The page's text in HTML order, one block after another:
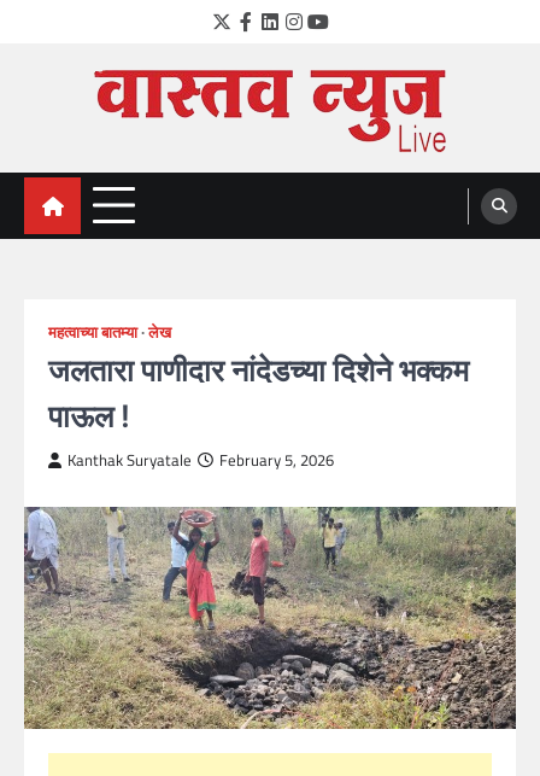
Twitter
Facebook
LinkedIn
Instagram
YouTube
VastavNEWSLive.com
a leading NEWS portal of Maharahstra
महत्वाच्या बातम्या लेख
जलतारा पाणीदार नांदेडच्या दिशेने भक्कम
पाऊल !
Kanthak Suryatale February 5, 2026